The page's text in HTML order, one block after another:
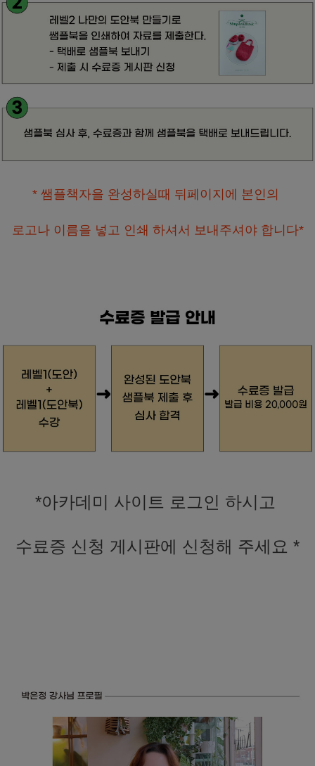
* 쌤플책자을 완성하실때 뒤페이지에 본인의
로고나 이름을 넣고 인쇄 하셔서 보내주셔야 합니다*
*아카데미 사이트 로그인 하시고
수료증 신청 게시판에 신청해 주세요 *